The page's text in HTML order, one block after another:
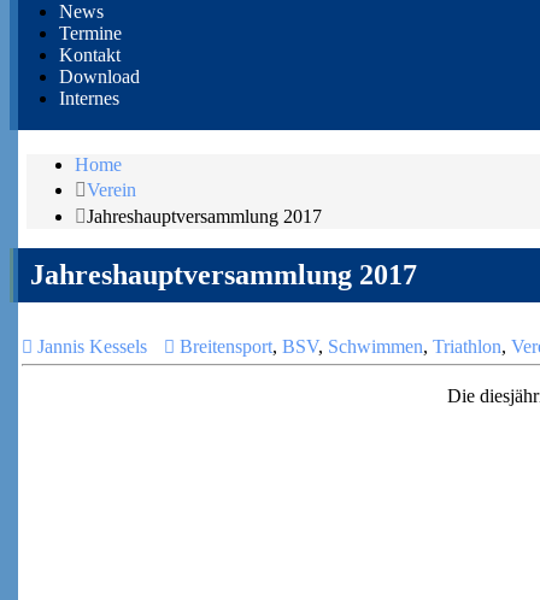
News
Termine
Kontakt
Download
Internes
Home
Verein
Jahreshauptversammlung 2017
Jahreshauptversammlung 2017
Jannis Kessels Breitensport, BSV, Schwimmen, Triathlon,
Die